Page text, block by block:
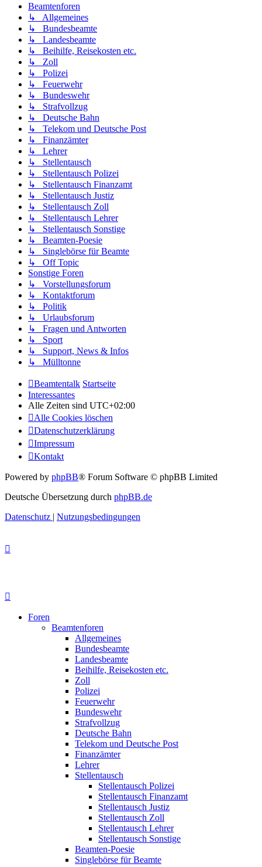
Beamtenforen
↳ Allgemeines
↳ Bundesbeamte
↳ Landesbeamte
↳ Beihilfe, Reisekosten etc.
↳ Zoll
↳ Polizei
↳ Feuerwehr
↳ Bundeswehr
↳ Strafvollzug
↳ Deutsche Bahn
↳ Telekom und Deutsche Post
↳ Finanzämter
↳ Lehrer
↳ Stellentausch
↳ Stellentausch Polizei
↳ Stellentausch Finanzamt
↳ Stellentausch Justiz
↳ Stellentausch Zoll
↳ Stellentausch Lehrer
↳ Stellentausch Sonstige
↳ Beamten-Poesie
↳ Singlebörse für Beamte
↳ Off Topic
Sonstige Foren
↳ Vorstellungsforum
↳ Kontaktforum
↳ Politik
↳ Urlaubsforum
↳ Fragen und Antworten
↳ Sport
↳ Support, News & Infos
↳ Mülltonne
Beamtentalk Startseite
Interessantes
Alle Zeiten sind UTC+02:00
Alle Cookies löschen
Datenschutzerklärung
Impressum
Kontakt
Powered by phpBB® Forum Software © phpBB Limited
Deutsche Übersetzung durch phpBB.de
Datenschutz | Nutzungsbedingungen
Foren
Beamtenforen
Allgemeines
Bundesbeamte
Landesbeamte
Beihilfe, Reisekosten etc.
Zoll
Polizei
Feuerwehr
Bundeswehr
Strafvollzug
Deutsche Bahn
Telekom und Deutsche Post
Finanzämter
Lehrer
Stellentausch
Stellentausch Polizei
Stellentausch Finanzamt
Stellentausch Justiz
Stellentausch Zoll
Stellentausch Lehrer
Stellentausch Sonstige
Beamten-Poesie
Singlebörse für Beamte